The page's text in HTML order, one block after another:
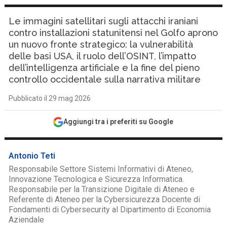
Le immagini satellitari sugli attacchi iraniani
contro installazioni statunitensi nel Golfo aprono
un nuovo fronte strategico: la vulnerabilità
delle basi USA, il ruolo dell’OSINT, l’impatto
dell’intelligenza artificiale e la fine del pieno
controllo occidentale sulla narrativa militare
Pubblicato il 29 mag 2026
Aggiungi tra i preferiti su Google
Antonio Teti
Responsabile Settore Sistemi Informativi di Ateneo,
Innovazione Tecnologica e Sicurezza Informatica.
Responsabile per la Transizione Digitale di Ateneo e
Referente di Ateneo per la Cybersicurezza Docente di
Fondamenti di Cybersecurity al Dipartimento di Economia
Aziendale